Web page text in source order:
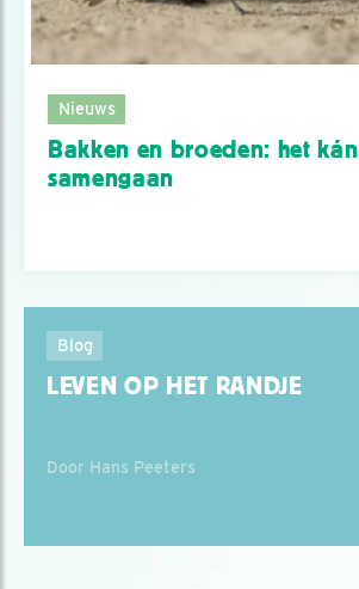
Nieuws
Bakken en broeden: het kán
samengaan
Blog
LEVEN OP HET RANDJE
Door Hans Peeters